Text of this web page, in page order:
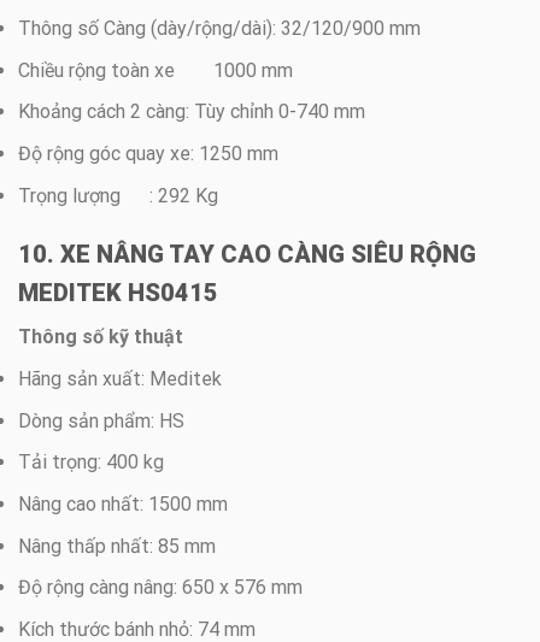
Thông số Càng (dày/rộng/dài): 32/120/900 mm
Chiều rộng toàn xe 1000 mm
Khoảng cách 2 càng: Tùy chỉnh 0-740 mm
Độ rộng góc quay xe: 1250 mm
Trọng lượng : 292 Kg
10. XE NÂNG TAY CAO CÀNG SIÊU RỘNG
MEDITEK HS0415
Thông số kỹ thuật
Hãng sản xuất: Meditek
Dòng sản phẩm: HS
Tải trọng: 400 kg
Nâng cao nhất: 1500 mm
Nâng thấp nhất: 85 mm
Độ rộng càng nâng: 650 x 576 mm
Kích thước bánh nhỏ: 74 mm